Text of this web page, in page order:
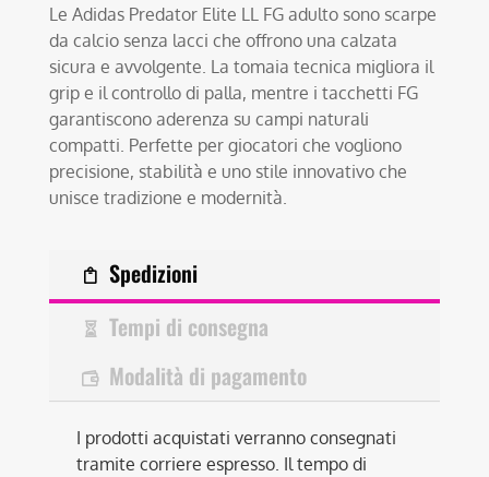
Le Adidas Predator Elite LL FG adulto sono scarpe
da calcio senza lacci che offrono una calzata
sicura e avvolgente. La tomaia tecnica migliora il
grip e il controllo di palla, mentre i tacchetti FG
garantiscono aderenza su campi naturali
compatti. Perfette per giocatori che vogliono
precisione, stabilità e uno stile innovativo che
unisce tradizione e modernità.
Spedizioni
Tempi di consegna
Modalità di pagamento
I prodotti acquistati verranno consegnati
tramite corriere espresso. Il tempo di